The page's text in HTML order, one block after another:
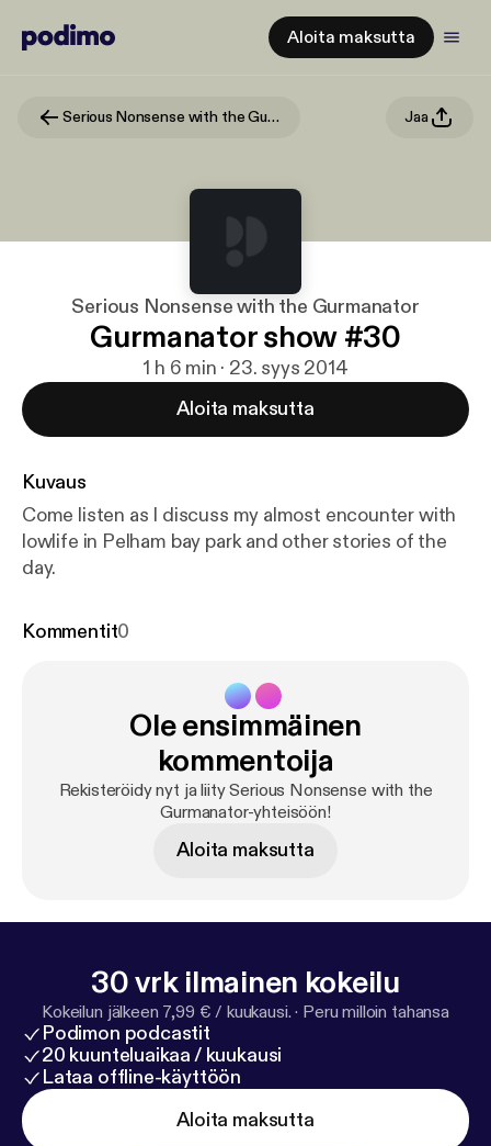
Aloita maksutta
Serious Nonsense with the Gurmanator Jaa
Serious Nonsense with the Gurmanator
Gurmanator show #30
1 h 6 min · 23. syys 2014
Aloita maksutta
Kuvaus
Come listen as I discuss my almost encounter with
lowlife in Pelham bay park and other stories of the
day.
Kommentit0
Ole ensimmäinen
kommentoija
Rekisteröidy nyt ja liity Serious Nonsense with the
Gurmanator-yhteisöön!
Aloita maksutta
30 vrk ilmainen kokeilu
Kokeilun jälkeen 7,99 € / kuukausi. · Peru milloin tahansa
Podimon podcastit
20 kuunteluaikaa / kuukausi
Lataa offline-käyttöön
Aloita maksutta